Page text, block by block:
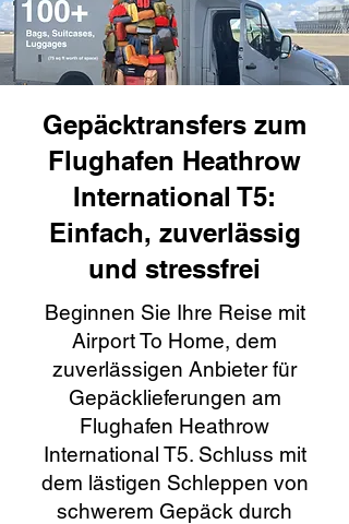
Gepäcktransfers zum
Flughafen Heathrow
International T5:
Einfach, zuverlässig
und stressfrei
Beginnen Sie Ihre Reise mit
Airport To Home, dem
zuverlässigen Anbieter für
Gepäcklieferungen am
Flughafen Heathrow
International T5. Schluss mit
dem lästigen Schleppen von
schwerem Gepäck durch